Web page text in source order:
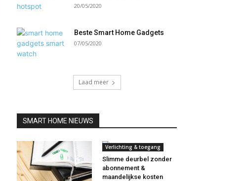
20/05/2020
Beste Smart Home Gadgets
07/05/2020
Laad meer
SMART HOME NIEUWS
Verlichting & toegang
Slimme deurbel zonder
abonnement &
maandelijkse kosten